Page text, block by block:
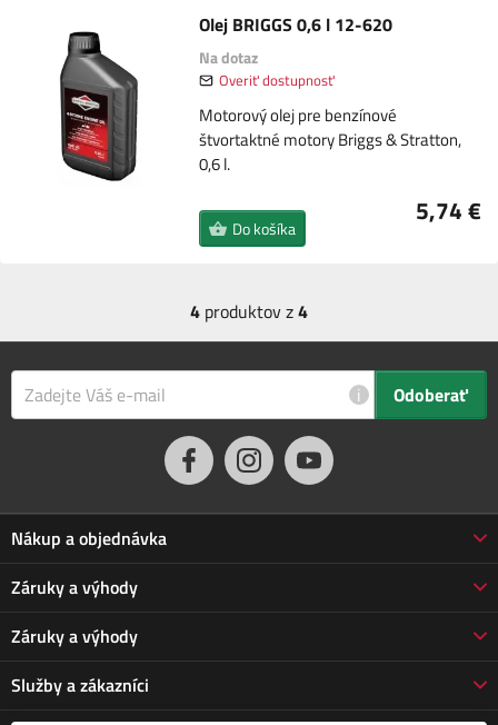
Olej BRIGGS 0,6 l 12-620
Na dotaz
Overiť dostupnosť
Motorový olej pre benzínové
štvortaktné motory Briggs & Stratton,
0,6 l.
5,74 €
Do košíka
4 produktov z4
i Odoberať
Nákup a objednávka
Obchodné podmienky
Doprava a platba
Predĺžená záruka
Záruky a výhody
Reklamácia
Vrátenie tovaru
Poškodená zásielka
Záruky a výhody
Prečo nakupovať u nás
3-ročná záruka Jarabák
Služby a zákazníci